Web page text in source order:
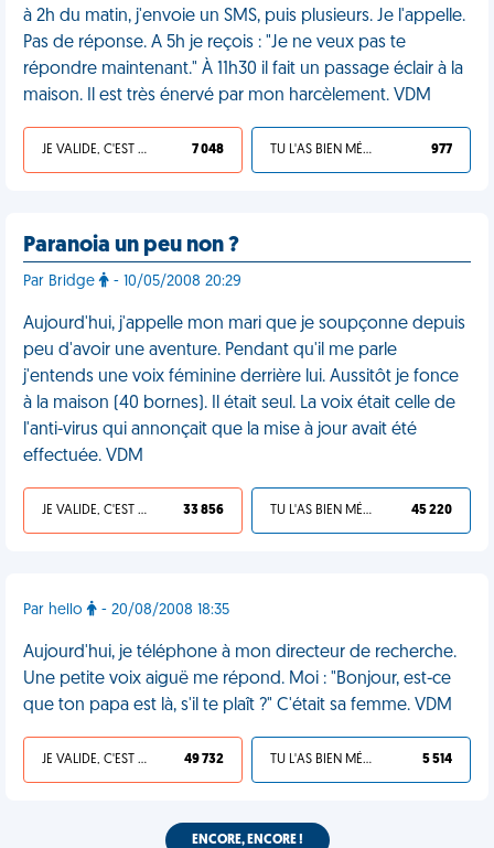
à 2h du matin, j'envoie un SMS, puis plusieurs. Je l'appelle.
Pas de réponse. A 5h je reçois : "Je ne veux pas te
répondre maintenant." À 11h30 il fait un passage éclair à la
maison. Il est très énervé par mon harcèlement. VDM
JE VALIDE, C'EST UNE VDM 7 048 TU L'AS BIEN MÉRITÉ 977
Paranoia un peu non ?
Par Bridge - 10/05/2008 20:29
Aujourd'hui, j'appelle mon mari que je soupçonne depuis
peu d'avoir une aventure. Pendant qu'il me parle
j'entends une voix féminine derrière lui. Aussitôt je fonce
à la maison (40 bornes). Il était seul. La voix était celle de
l'anti-virus qui annonçait que la mise à jour avait été
effectuée. VDM
JE VALIDE, C'EST UNE VDM 33 856 TU L'AS BIEN MÉRITÉ 45 220
Par hello - 20/08/2008 18:35
Aujourd'hui, je téléphone à mon directeur de recherche.
Une petite voix aiguë me répond. Moi : "Bonjour, est-ce
que ton papa est là, s'il te plaît ?" C'était sa femme. VDM
JE VALIDE, C'EST UNE VDM 49 732 TU L'AS BIEN MÉRITÉ 5 514
ENCORE, ENCORE !